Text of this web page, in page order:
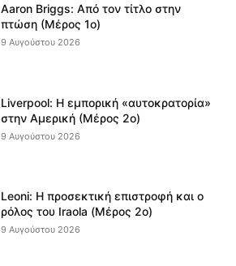
Aaron Briggs: Από τον τίτλο στην
πτώση (Μέρος 1ο)
9 Αυγούστου 2026
Liverpool: Η εμπορική «αυτοκρατορία»
στην Αμερική (Μέρος 2ο)
9 Αυγούστου 2026
Leoni: Η προσεκτική επιστροφή και ο
ρόλος του Iraola (Μέρος 2ο)
9 Αυγούστου 2026